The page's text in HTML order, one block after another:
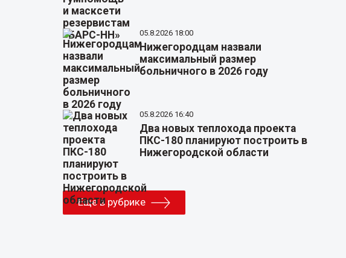
05.8.2026 18:00
Нижегородцам назвали
максимальный размер
больничного в 2026 году
05.8.2026 16:40
Два новых теплохода проекта
ПКС-180 планируют построить в
Нижегородской области
Еще в рубрике